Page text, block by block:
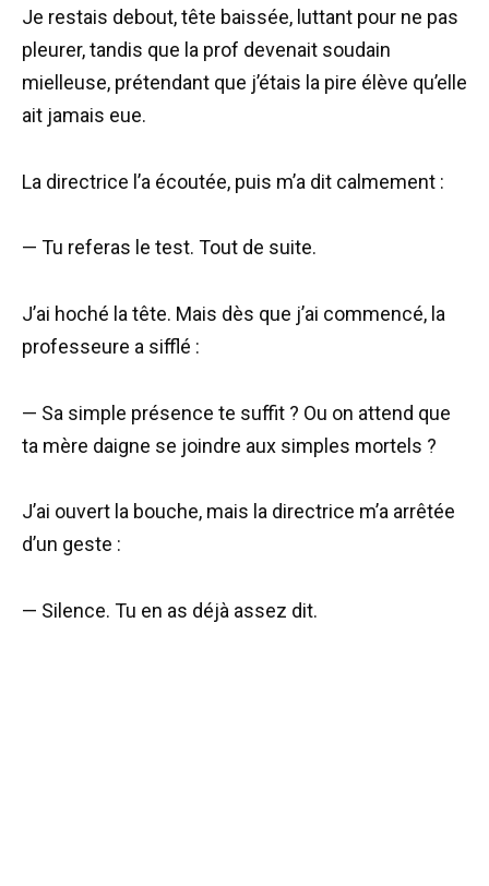
Je restais debout, tête baissée, luttant pour ne pas
pleurer, tandis que la prof devenait soudain
mielleuse, prétendant que j’étais la pire élève qu’elle
ait jamais eue.
La directrice l’a écoutée, puis m’a dit calmement :
— Tu referas le test. Tout de suite.
J’ai hoché la tête. Mais dès que j’ai commencé, la
professeure a sifflé :
— Sa simple présence te suffit ? Ou on attend que
ta mère daigne se joindre aux simples mortels ?
J’ai ouvert la bouche, mais la directrice m’a arrêtée
d’un geste :
— Silence. Tu en as déjà assez dit.